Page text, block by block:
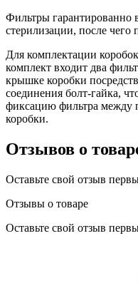
Фильтры гарантированно
стерилизации, после чего
Для комплектации
комплект входит два
крышке коробки
соединения болт-гайка,
фиксацию фильтра
коробки.
Отзывов о
Оставьте свой отзыв
Отзывы о товаре
Оставьте свой отзыв